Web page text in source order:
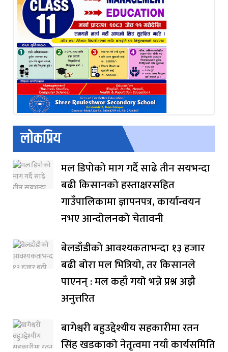
लोकप्रिय
मल डिपोको माग गर्दै साढे तीन सयभन्दा
बढी किसानको हस्ताक्षरसहित
गाउँपालिकामा ज्ञापनपत्र, कार्यान्वयन
नभए आन्दोलनको चेतावनी
बेलडाँडीको आवश्यकताभन्दा १३ हजार
बढी बोरा मल भित्रियो, तर किसानले
पाएनन् : मल कहाँ गयो भन्ने प्रश्न अझै
अनुत्तरित
बागेश्वरी बहुउद्देश्यीय सहकारीमा रतन
सिंह खडकाको नेतृत्वमा नयाँ कार्यसमिति